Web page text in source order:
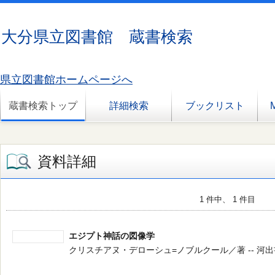
大分県立図書館 蔵書検索
県立図書館ホームページへ
蔵書検索トップ 詳細検索 ブックリスト
資料詳細
1 件中、 1 件目
エジプト神話の図像学
クリスチアヌ・デローシュ=ノブルクール／著 -- 河